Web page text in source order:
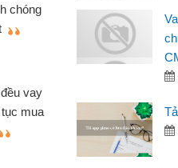
thiệu cho bạn
lúc cần vốn nhập
thiệu tôi đã giải